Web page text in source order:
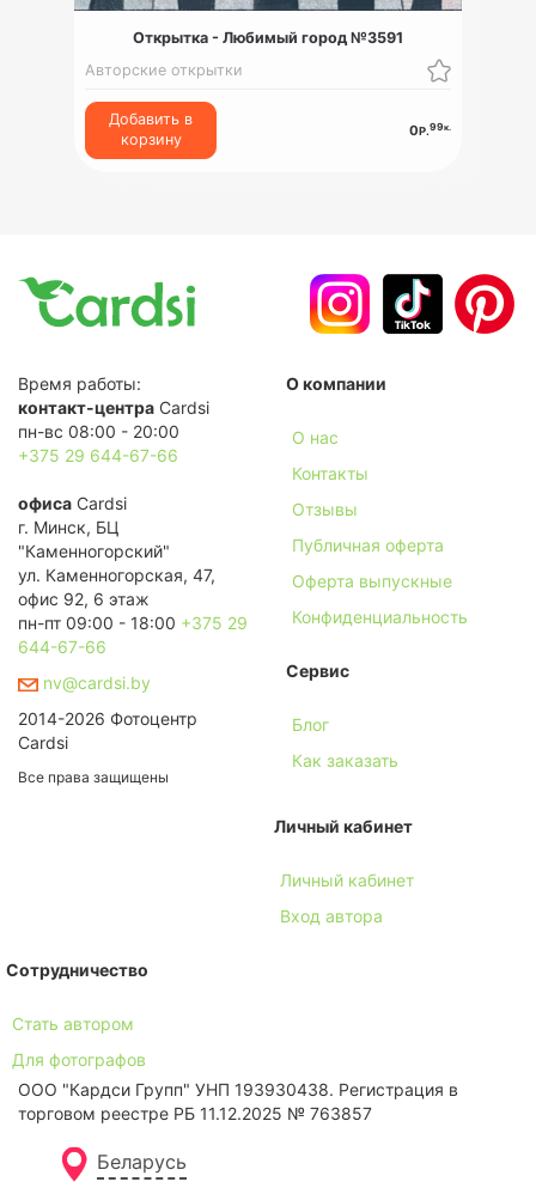
Открытка - Любимый город №3591
Авторские открытки
Добавить в
корзину
0Р.99к.
Время работы:
контакт-центра Cardsi
пн-вс 08:00 - 20:00
+375 29 644-67-66
офиса Cardsi
г. Минск, БЦ
"Каменногорский"
ул. Каменногорская, 47,
офис 92, 6 этаж
пн-пт 09:00 - 18:00 +375 29
644-67-66
nv@cardsi.by
2014-2026 Фотоцентр
Cardsi
Все права защищены
О компании
О нас
Контакты
Отзывы
Публичная оферта
Оферта выпускные
Конфиденциальность
Сервис
Блог
Как заказать
Личный кабинет
Личный кабинет
Вход автора
Сотрудничество
Стать автором
Для фотографов
ООО "Кардси Групп" УНП 193930438. Региcтрация в
торговом реестре РБ 11.12.2025 № 763857
Беларусь